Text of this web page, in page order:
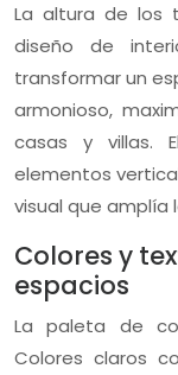
La altura de los
diseño de
transformar un
armonioso,
casas y villas.
elementos
visual que amplía
Colores y
espacios
La paleta de
Colores claros